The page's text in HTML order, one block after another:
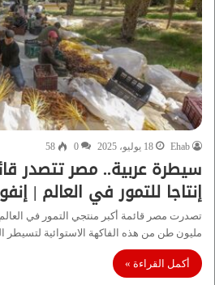
Ehab 18 يوليو، 2025 0
58
سيطرة عربية.. مصر تتصدر
إنتاجا للتمور في العالم |
مليون طن من هذه الفاكهة الاستوائية لتسيطر
أكمل القراءة »